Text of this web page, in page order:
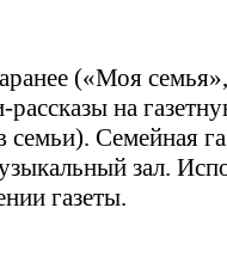
(«Моя
на
Семейная
зал.
газеты.